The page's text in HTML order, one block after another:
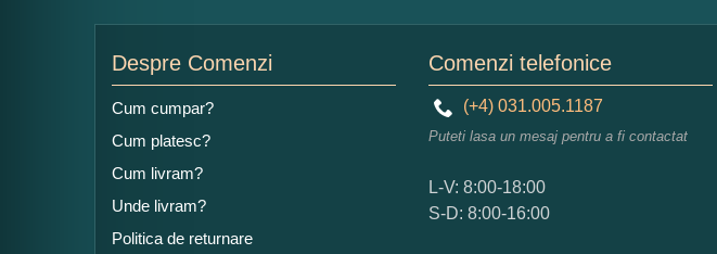
Ce nota acordati acestui
1 2 3 4
5
Despre Comenzi
Cum cumpar?
Cum platesc?
Cum livram?
Unde livram?
Politica de returnare
Comenzi telefonice
(+4) 031.005.1187
Puteti lasa un mesaj pentru a fi contactat
L-V: 8:00-18:00
S-D: 8:00-16:00